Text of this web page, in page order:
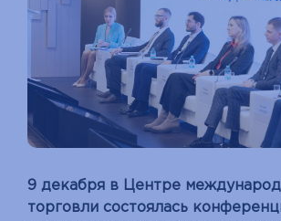
9 декабря в Центре
торговли состоялась